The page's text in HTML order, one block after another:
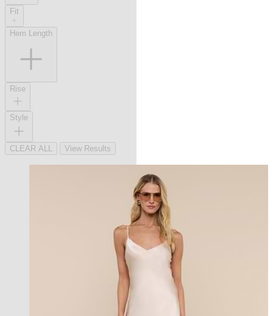
Fit
Hem Length
Rise
Style
CLEAR ALL View Results